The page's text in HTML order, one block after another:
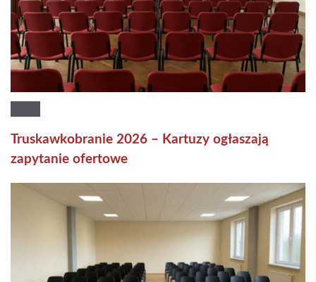
Truskawkobranie 2026 – Kartuzy ogłaszają
zapytanie ofertowe